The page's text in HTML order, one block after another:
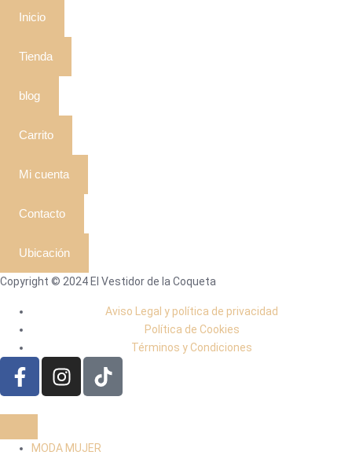
Inicio
Tienda
blog
Carrito
Mi cuenta
Contacto
Ubicación
Copyright © 2024 El Vestidor de la Coqueta
Aviso Legal y política de privacidad
Política de Cookies
Términos y Condiciones
MODA MUJER